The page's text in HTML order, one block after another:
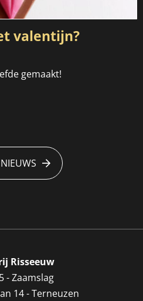
valentijn?
gemaakt!
Risseeuw
- Zaamslag
14 - Terneuzen